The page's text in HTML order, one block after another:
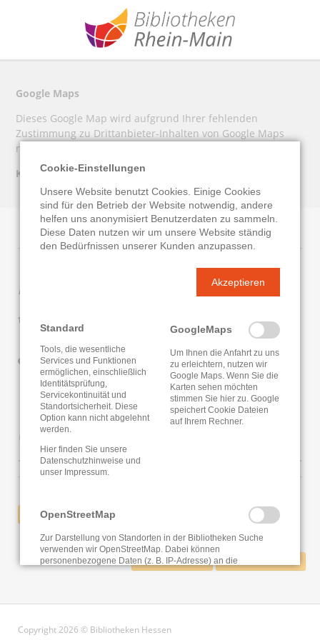
Google Maps
Dieses Google Map wird aufgrund Ihrer fehlenden
Zustimmung zu Drittanbieter-Inhalten von Google Maps
nicht angezeigt.
Klicken Sie hier um Ihre Einstellungen zu bearbeiten.
Kontaktdaten
Google Routenplaner
Öffnungszeiten
ZURÜCK
SEITE DRUCKEN SEITE EMPFEHLEN
Copyright 2026 © Bibliotheken Hessen
Cookie-Einstellungen
Unsere Website benutzt Cookies. Einige Cookies
sind für den Betrieb der Website notwendig, andere
helfen uns anonymisiert Benutzerdaten zu sammeln.
Diese Daten nutzen wir um unsere Website ständig
den Bedürfnissen unserer Kunden anzupassen.
Akzeptieren
Standard
Tools, die wesentliche
Services und Funktionen
ermöglichen, einschließlich
Identitätsprüfung,
Servicekontinuität und
Standortsicherheit. Diese
Option kann nicht abgelehnt
werden.
Hier finden Sie unsere
Datenschutzhinweise und
unser Impressum
GoogleMaps
Um Ihnen die Anfahrt zu uns
zu erleichtern, nutzen wir
Google Maps. Wenn Sie die
Karten sehen möchten
stimmen Sie hier zu. Google
speichert Cookie Dateien
auf Ihrem Rechner.
OpenStreetMap
Zur Darstellung von Standorten in der Bibliotheken Suche
verwenden wir OpenStreetMap. Dabei können
personenbezogene Daten (z. B. IP-Adresse) an die
OpenStreetMap Foundation übertragen werden.